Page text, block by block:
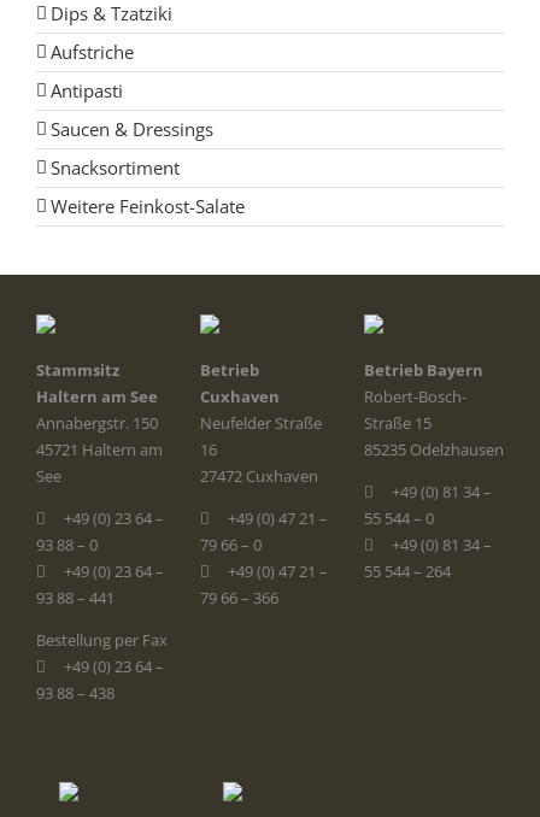
Dips & Tzatziki
Aufstriche
Antipasti
Saucen & Dressings
Snacksortiment
Weitere Feinkost-Salate
Stammsitz
Haltern am See
Annabergstr. 150
45721 Haltern am
See
+49 (0) 23 64 –
93 88 – 0
+49 (0) 23 64 –
93 88 – 441
Bestellung per Fax
+49 (0) 23 64 –
93 88 – 438
Betrieb
Cuxhaven
Neufelder Straße
16
27472 Cuxhaven
+49 (0) 47 21 –
79 66 – 0
+49 (0) 47 21 –
79 66 – 366
Betrieb Bayern
Robert-Bosch-
Straße 15
85235 Odelzhausen
+49 (0) 81 34 –
55 544 – 0
+49 (0) 81 34 –
55 544 – 264